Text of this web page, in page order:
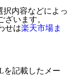
択内容などによっ
います。
せは楽天市場ま
を記載したメー